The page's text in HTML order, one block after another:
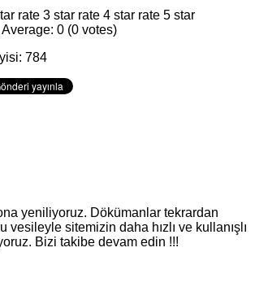
rate 3 star rate 4 star rate 5 star
0 (0 votes)
784
yeniliyoruz. Dökümanlar tekrardan
vesileyle sitemizin daha hızlı ve kullanışlı
Bizi takibe devam edin !!!